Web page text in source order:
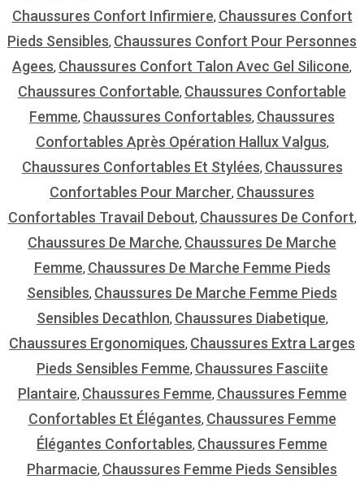
Chaussures Confort Infirmiere, Chaussures Confort
Pieds Sensibles, Chaussures Confort Pour Personnes
Agees, Chaussures Confort Talon Avec Gel Silicone,
Chaussures Confortable, Chaussures Confortable
Femme, Chaussures Confortables, Chaussures
Confortables Après Opération Hallux Valgus,
Chaussures Confortables Et Stylées, Chaussures
Confortables Pour Marcher, Chaussures
Confortables Travail Debout, Chaussures De Confort,
Chaussures De Marche, Chaussures De Marche
Femme, Chaussures De Marche Femme Pieds
Sensibles, Chaussures De Marche Femme Pieds
Sensibles Decathlon, Chaussures Diabetique,
Chaussures Ergonomiques, Chaussures Extra Larges
Pieds Sensibles Femme, Chaussures Fasciite
Plantaire, Chaussures Femme, Chaussures Femme
Confortables Et Élégantes, Chaussures Femme
Élégantes Confortables, Chaussures Femme
Pharmacie, Chaussures Femme Pieds Sensibles